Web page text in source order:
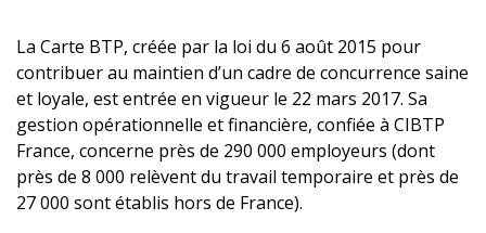
La Carte BTP, créée par la loi du 6 août 2015 pour
contribuer au maintien d’un cadre de concurrence saine
et loyale, est entrée en vigueur le 22 mars 2017. Sa
gestion opérationnelle et financière, confiée à CIBTP
France, concerne près de 290 000 employeurs (dont
près de 8 000 relèvent du travail temporaire et près de
27 000 sont établis hors de France).